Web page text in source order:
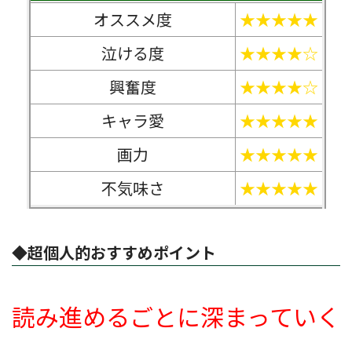
オススメ度
★★★★★
泣ける度
★★★★☆
興奮度
★★★★☆
キャラ愛
★★★★★
画力
★★★★★
不気味さ
★★★★★
◆超個人的おすすめポイント
読み進めるごとに深まっていく